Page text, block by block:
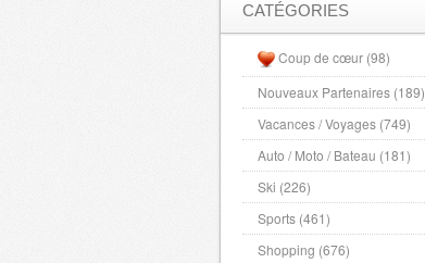
CATÉGORIES
Coup de cœur (98)
Nouveaux Partenaires (189)
Vacances / Voyages (749)
Auto / Moto / Bateau (181)
Ski (226)
Sports (461)
Shopping (676)